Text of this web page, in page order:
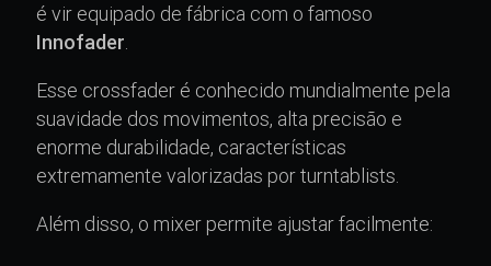
é vir equipado de fábrica com o famoso
Innofader.
Esse crossfader é conhecido mundialmente pela
suavidade dos movimentos, alta precisão e
enorme durabilidade, características
extremamente valorizadas por turntablists.
Além disso, o mixer permite ajustar facilmente: